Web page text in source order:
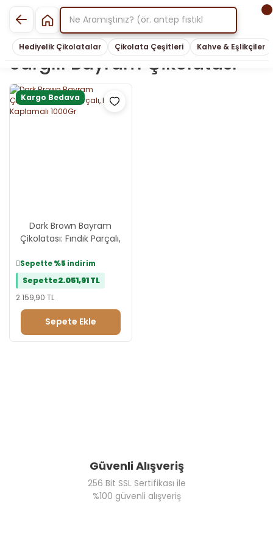
Hediyelik Çikolatalar Çikolata Çeşitleri Kahve & Eşlikçiler
Sargılı Bayram Çikolatası
Kargo Bedava
Dark Brown Bayram
Çikolatası: Fındık Parçalı,
Sepette%5 indirim
Sepette2.051,91 TL
2.159,90 TL
Sepete Ekle
Güvenli Alışveriş
256 Bit SSL Sertifikası ile
%100 güvenli alışveriş